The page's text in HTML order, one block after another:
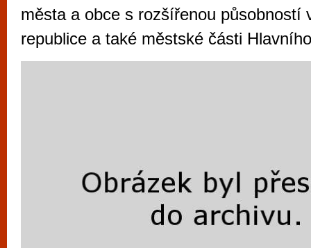
města a obce s rozšířenou působností
republice a také městské části